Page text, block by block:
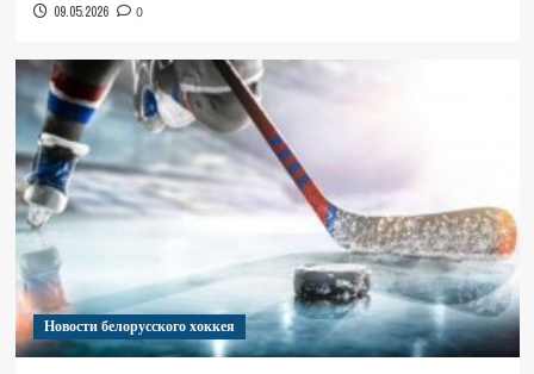
09.05.2026 0
Новости белорусского хоккея